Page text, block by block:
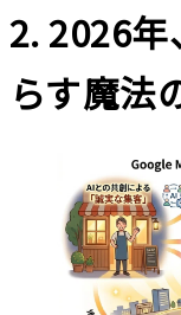
2. 2026
らす魔法